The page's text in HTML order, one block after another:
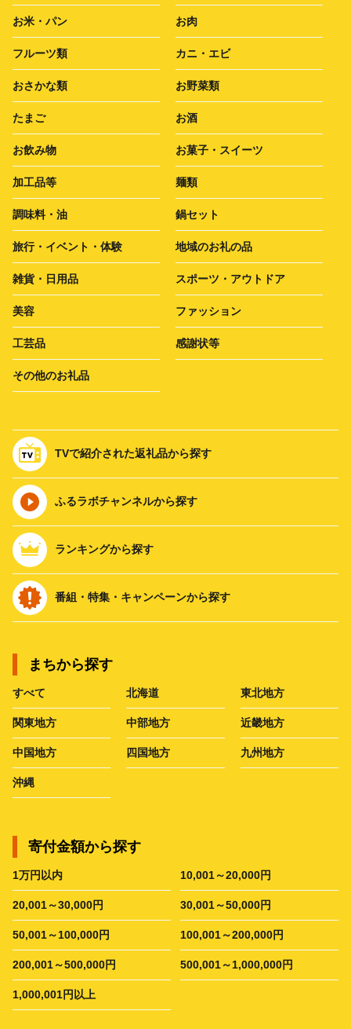
お米・パン お肉
フルーツ類 カニ・エビ
おさかな類 お野菜類
たまご お酒
お飲み物 お菓子・スイーツ
加工品等 麺類
調味料・油 鍋セット
旅行・イベント・体験 地域のお礼の品
雑貨・日用品 スポーツ・アウトドア
美容 ファッション
工芸品 感謝状等
その他のお礼品
TVで紹介された返礼品から探す
ふるラボチャンネルから探す
ランキングから探す
番組・特集・キャンペーンから探す
まちから探す
すべて 北海道 東北地方
関東地方 中部地方 近畿地方
中国地方 四国地方 九州地方
沖縄
寄付金額から探す
1万円以内 10,001～20,000円
20,001～30,000円 30,001～50,000円
50,001～100,000円 100,001～200,000円
200,001～500,000円 500,001～1,000,000円
1,000,001円以上